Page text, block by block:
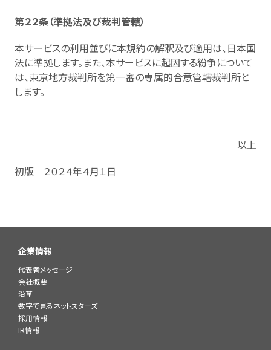
第２２条（準拠法及び裁判管轄）
本サービスの利用並びに本規約の解釈及び適用は、日本国
法に準拠します。また、本サービスに起因する紛争について
は、東京地方裁判所を第一審の専属的合意管轄裁判所と
します。
以上
初版 ２０２４年４月１日
企業情報
代表者メッセージ
会社概要
沿革
数字で見るネットスターズ
採用情報
IR情報